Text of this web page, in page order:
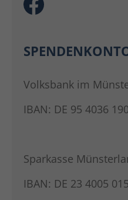
Volksbank im
IBAN: DE 95 4036
Sparkasse
IBAN: DE 23 4005